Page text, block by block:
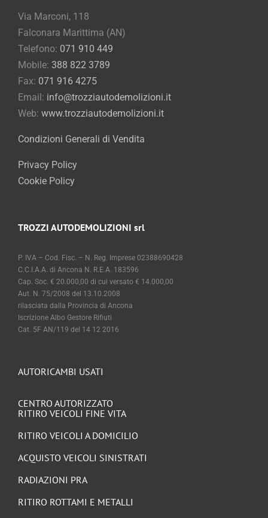
AUTORICAMBI USATI
CENTRO AUTORIZZATO
RITIRO VEICOLI FINE VITA
RITIRO VEICOLI A DOMICILIO
ACQUISTO VEICOLI SINISTRATI
RADIAZIONI PRA
RITIRO ROTTAMI E METALLI
Via Marconi, 118
Falconara Marittima (AN)
Telefono: 071 910 449
Mobile: 388 822 3789
Fax: 071 916 4275
Email: info@trozziautodemolizioni.it
Web: www.trozziautodemolizioni.it
Condizioni Generali di Vendita
Privacy Policy
Cookie Policy
TROZZI AUTODEMOLIZIONI srl
P. IVA – Cod. Fisc. – N. Reg. Imprese 02388690428
C.C.I.A.A. di Ancona N. R.E.A. 183596
Cap. Soc. € 20.000,00 di cui versato € 14.000,00
Aut. N. 75/2008 del 13.10.2008
rilasciata dalla Provincia di Ancona
Iscrizione Albo Gestore Rifiuti
Cat. 5F AN/119 del 14 12 2016